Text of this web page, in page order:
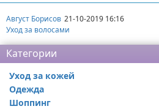
Август Борисов 21-10-2019 16:16
Уход за волосами
Категории
Уход за кожей
Одежда
Шоппинг